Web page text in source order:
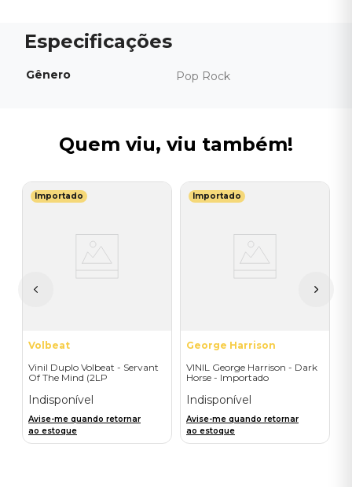
Gênero Pop Rock
Quem viu, viu também!
Importado
Volbeat
Vinil Duplo Volbeat - Servant
Of The Mind (2LP
Importado
Indisponível
Avise-me quando retornar
ao estoque
Importado
George Harrison
VINIL George Harrison - Dark
Horse - Importado
Indisponível
Avise-me quando retornar
ao estoque